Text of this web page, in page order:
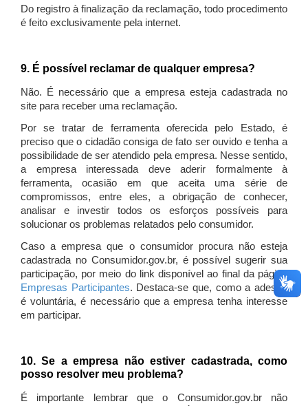
Do registro à finalização da reclamação, todo procedimento
é feito exclusivamente pela internet.
9. É possível reclamar de qualquer empresa?
Não. É necessário que a empresa esteja cadastrada no
site para receber uma reclamação.
Por se tratar de ferramenta oferecida pelo Estado, é
preciso que o cidadão consiga de fato ser ouvido e tenha a
possibilidade de ser atendido pela empresa. Nesse sentido,
a empresa interessada deve aderir formalmente à
ferramenta, ocasião em que aceita uma série de
compromissos, entre eles, a obrigação de conhecer,
analisar e investir todos os esforços possíveis para
solucionar os problemas relatados pelo consumidor.
Caso a empresa que o consumidor procura não esteja
cadastrada no Consumidor.gov.br, é possível sugerir sua
participação, por meio do link disponível ao final da página
Empresas Participantes. Destaca-se que, como a adesão
é voluntária, é necessário que a empresa tenha interesse
em participar.
10. Se a empresa não estiver cadastrada, como
posso resolver meu problema?
É importante lembrar que o Consumidor.gov.br não